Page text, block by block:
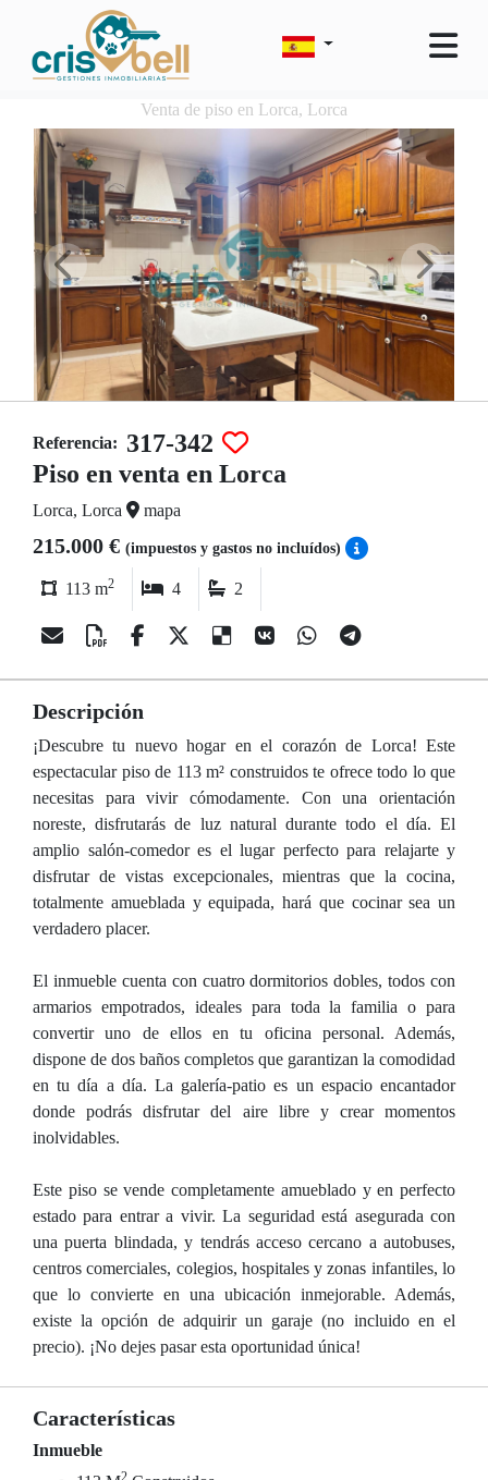
Venta de piso en Lorca, Lorca
Referencia: 317-342
Piso en venta en Lorca
Lorca, Lorca mapa
215.000 € (impuestos y gastos no incluídos)
113 m2 4 2
Descripción
¡Descubre tu nuevo hogar en el corazón de Lorca! Este
espectacular piso de 113 m² construidos te ofrece todo lo que
necesitas para vivir cómodamente. Con una orientación
noreste, disfrutarás de luz natural durante todo el día. El
amplio salón-comedor es el lugar perfecto para relajarte y
disfrutar de vistas excepcionales, mientras que la cocina,
totalmente amueblada y equipada, hará que cocinar sea un
verdadero placer.
El inmueble cuenta con cuatro dormitorios dobles, todos con
armarios empotrados, ideales para toda la familia o para
convertir uno de ellos en tu oficina personal. Además,
dispone de dos baños completos que garantizan la comodidad
en tu día a día. La galería-patio es un espacio encantador
donde podrás disfrutar del aire libre y crear momentos
inolvidables.
Este piso se vende completamente amueblado y en perfecto
estado para entrar a vivir. La seguridad está asegurada con
una puerta blindada, y tendrás acceso cercano a autobuses,
centros comerciales, colegios, hospitales y zonas infantiles, lo
que lo convierte en una ubicación inmejorable. Además,
existe la opción de adquirir un garaje (no incluido en el
precio). ¡No dejes pasar esta oportunidad única!
Características
Inmueble
2